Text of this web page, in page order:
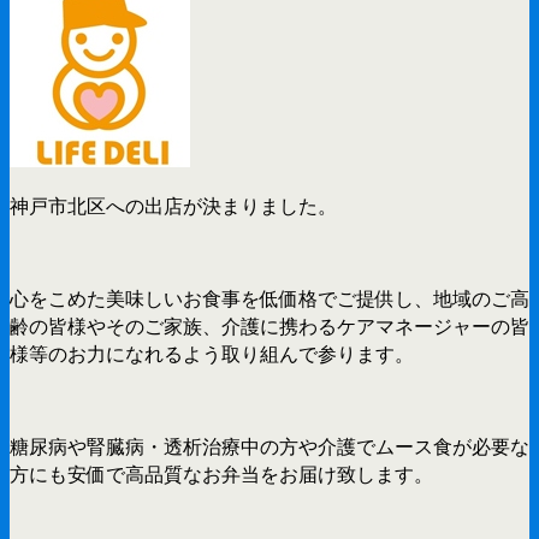
神戸市北区への出店が決まりました。
心をこめた美味しいお食事を低価格でご提供し、地域のご高
齢の皆様やそのご家族、介護に携わるケアマネージャーの皆
様等のお力になれるよう取り組んで参ります。
糖尿病や腎臓病・透析治療中の方や介護でムース食が必要な
方にも安価で高品質なお弁当をお届け致します。